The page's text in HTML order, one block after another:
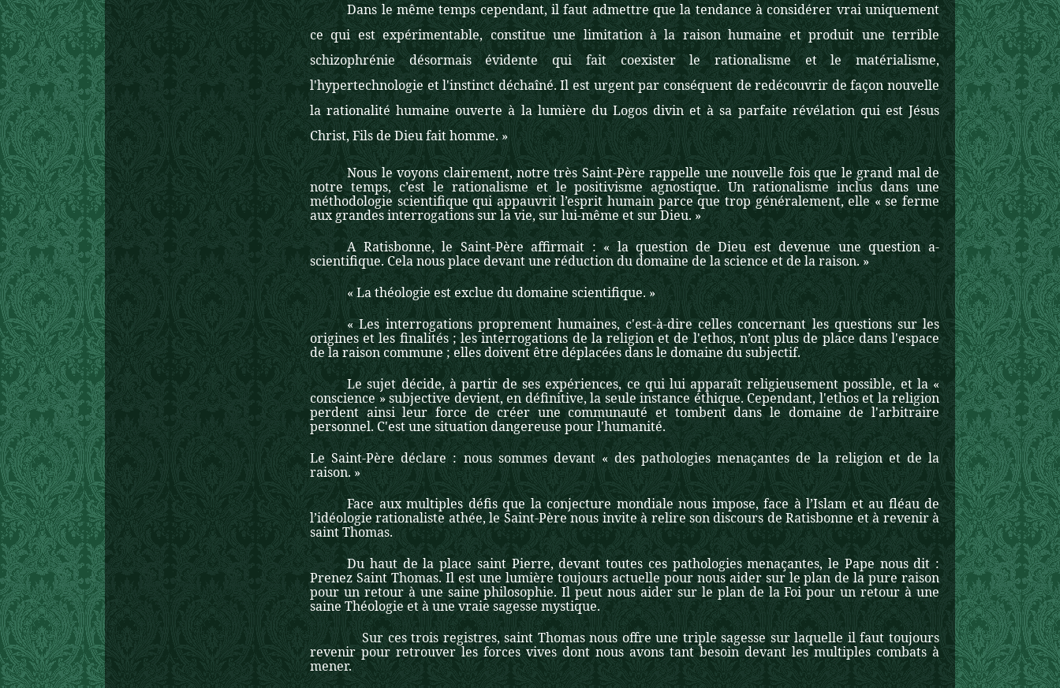
Dans le même temps cependant, il faut admettre que la tendance à considérer vrai uniquement
ce qui est expérimentable, constitue une limitation à la raison humaine et produit une terrible
schizophrénie désormais évidente qui fait coexister le rationalisme et le matérialisme,
l'hypertechnologie et l'instinct déchaîné. Il est urgent par conséquent de redécouvrir de façon nouvelle
la rationalité humaine ouverte à la lumière du Logos divin et à sa parfaite révélation qui est Jésus
Christ, Fils de Dieu fait homme. »
Nous le voyons clairement, notre très Saint-Père rappelle une nouvelle fois que le grand mal de
notre temps, c’est le rationalisme et le positivisme agnostique. Un rationalisme inclus dans une
méthodologie scientifique qui appauvrit l’esprit humain parce que trop généralement, elle « se ferme
aux grandes interrogations sur la vie, sur lui-même et sur Dieu. »
A Ratisbonne, le Saint-Père affirmait : « la question de Dieu est devenue une question a-
scientifique. Cela nous place devant une réduction du domaine de la science et de la raison. »
« La théologie est exclue du domaine scientifique. »
« Les interrogations proprement humaines, c'est-à-dire celles concernant les questions sur les
origines et les finalités ; les interrogations de la religion et de l'ethos, n’ont plus de place dans l'espace
de la raison commune ; elles doivent être déplacées dans le domaine du subjectif.
Le sujet décide, à partir de ses expériences, ce qui lui apparaît religieusement possible, et la «
conscience » subjective devient, en définitive, la seule instance éthique. Cependant, l'ethos et la religion
perdent ainsi leur force de créer une communauté et tombent dans le domaine de l'arbitraire
personnel. C'est une situation dangereuse pour l'humanité.
Le Saint-Père déclare : nous sommes devant « des pathologies menaçantes de la religion et de la
raison. »
Face aux multiples défis que la conjecture mondiale nous impose, face à l’Islam et au fléau de
l’idéologie rationaliste athée, le Saint-Père nous invite à relire son discours de Ratisbonne et à revenir à
saint Thomas.
Du haut de la place saint Pierre, devant toutes ces pathologies menaçantes, le Pape nous dit :
Prenez Saint Thomas. Il est une lumière toujours actuelle pour nous aider sur le plan de la pure raison
pour un retour à une saine philosophie. Il peut nous aider sur le plan de la Foi pour un retour à une
saine Théologie et à une vraie sagesse mystique.
Sur ces trois registres, saint Thomas nous offre une triple sagesse sur laquelle il faut toujours
revenir pour retrouver les forces vives dont nous avons tant besoin devant les multiples combats à
mener.